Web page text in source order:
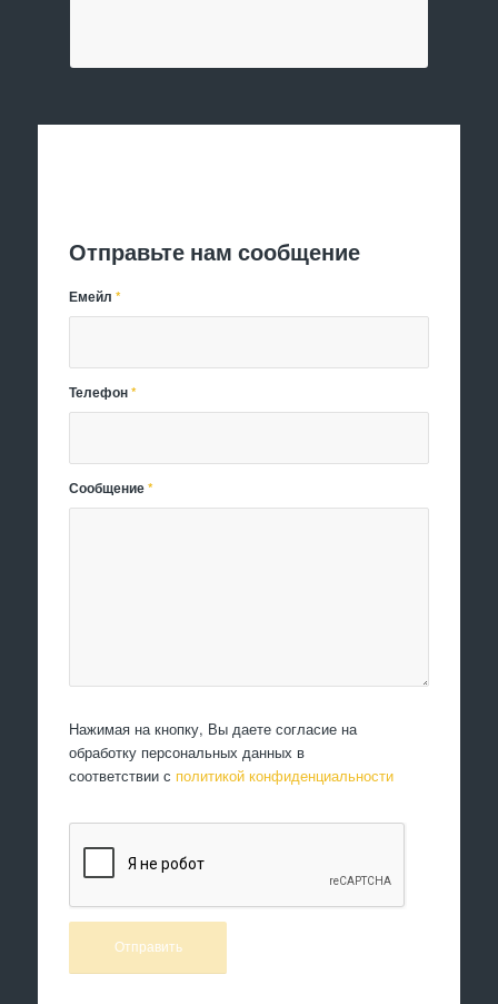
Отправьте нам сообщение
Емейл*
Телефон*
Сообщение*
Нажимая на кнопку, Вы даете согласие на
обработку персональных данных в
соответствии с политикой конфиденциальности